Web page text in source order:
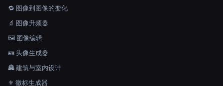
🔁 图像到图像的变化
🔬 图像升频器
🖼️ 图像编辑
🪪 头像生成器
🏯 建筑与室内设计
⚜️ 徽标生成器